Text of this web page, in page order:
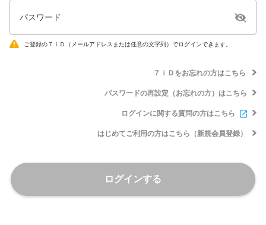
パスワード
ご登録の７ｉＤ（メールアドレスまたは任意の文字列）でログインできます。
７ｉＤをお忘れの方はこちら
パスワードの再設定（お忘れの方）はこちら
ログインに関する質問の方はこちら
はじめてご利用の方はこちら（新規会員登録）
ログインする